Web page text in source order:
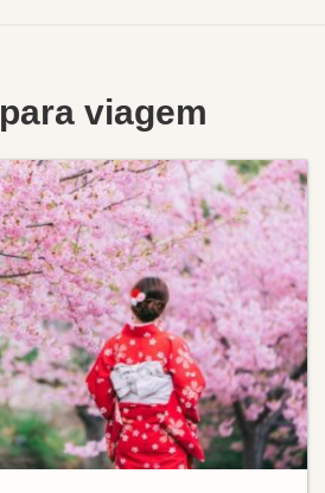
para viagem